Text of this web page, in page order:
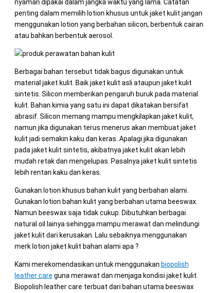
nyaman dipakai dalam jangka waktu yang lama. Catatan
penting dalam memilih lotion khusus untuk jaket kulit jangan
menggunakan lotion yang berbahan silicon, berbentuk cairan
atau bahkan berbentuk aerosol.
Berbagai bahan tersebut tidak bagus digunakan untuk
material jaket kulit. Baik jaket kulit asli ataupun jaket kulit
sintetis. Silicon memberikan pengaruh buruk pada material
kulit. Bahan kimia yang satu ini dapat dikatakan bersifat
abrasif. Silicon memang mampu mengkilapkan jaket kulit,
namun jika digunakan terus menerus akan membuat jaket
kulit jadi semakin kaku dan keras. Apalagi jika digunakan
pada jaket kulit sintetis, akibatnya jaket kulit akan lebih
mudah retak dan mengelupas. Pasalnya jaket kulit sintetis
lebih rentan kaku dan keras.
Gunakan lotion khusus bahan kulit yang berbahan alami.
Gunakan lotion bahan kulit yang berbahan utama beeswax.
Namun beeswax saja tidak cukup. Dibutuhkan berbagai
natural oil lainya sehingga mampu merawat dan melindungi
jaket kulit dari kerusakan. Lalu sebaiknya menggunakan
merk lotion jaket kulit bahan alami apa ?
Kami merekomendasikan untuk menggunakan biopolish
leather care guna merawat dan menjaga kondisi jaket kulit.
Biopolish leather care terbuat dari bahan utama beeswax